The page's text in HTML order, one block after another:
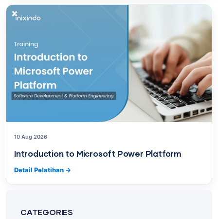
10 Aug 2026
Introduction to Microsoft Power Platform
Detail Pelatihan →
CATEGORIES